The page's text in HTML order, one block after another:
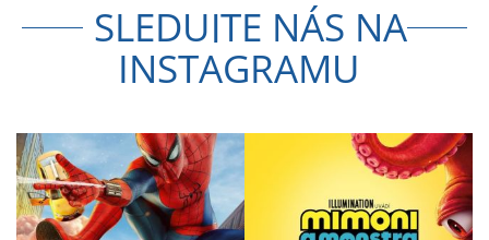
SLEDUJTE NÁS NA
INSTAGRAMU